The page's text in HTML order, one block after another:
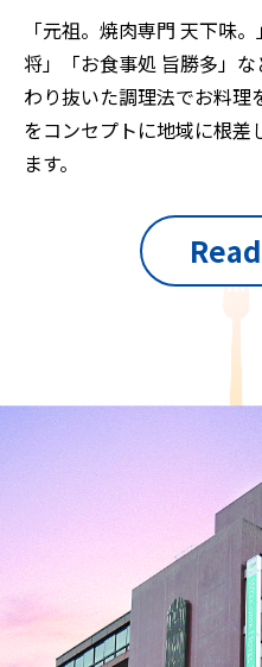
「元祖。焼肉専門 天下味
将」「お食事処 旨勝多」
わり抜いた調理法でお料理
をコンセプトに地域に根差
ます。